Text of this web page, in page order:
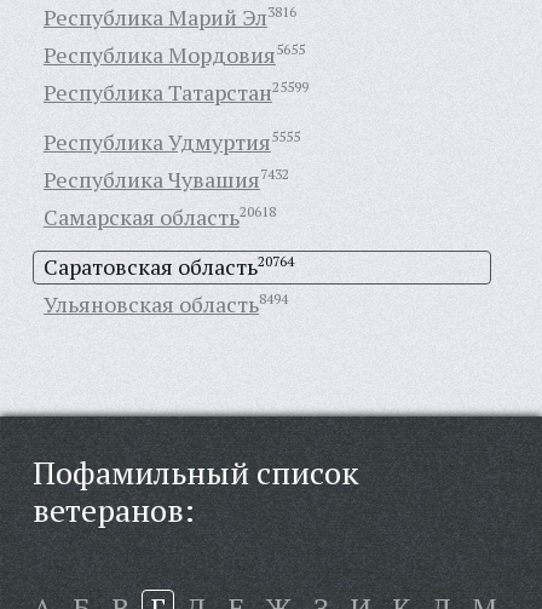
Республика Марий Эл3816
Республика Мордовия5655
Республика Татарстан25599
Республика Удмуртия5555
Республика Чувашия7432
Самарская область20618
Саратовская область20764
Ульяновская область8494
Пофамильный список
ветеранов: